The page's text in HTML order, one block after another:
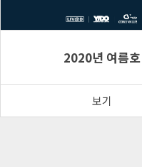
2020년 여름호
보기